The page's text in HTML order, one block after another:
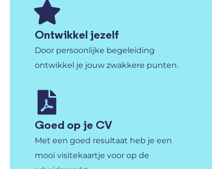
Ontwikkel jezelf
Door persoonlijke begeleiding
ontwikkel je jouw zwakkere punten.
Goed op je CV
Met een goed resultaat heb je een
mooi visitekaartje voor op de